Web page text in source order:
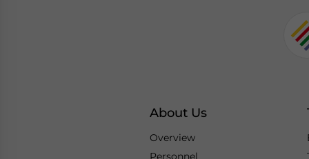
About Us
Overview
Personnel